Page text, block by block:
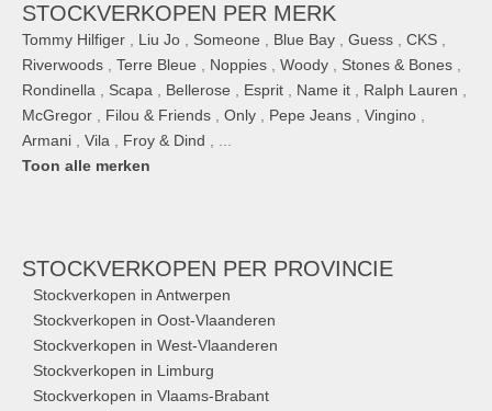
STOCKVERKOPEN PER MERK
Tommy Hilfiger Liu Jo Someone Blue Bay Guess CKS
Riverwoods
Terre Bleue Noppies Woody Stones & Bones
Rondinella
Scapa Bellerose Esprit Name it Ralph Lauren
McGregor
Filou & Friends Only Pepe Jeans Vingino
Armani
Vila Froy & Dind
Toon alle merken
STOCKVERKOPEN PER PROVINCIE
Stockverkopen in Antwerpen
Stockverkopen in Oost-Vlaanderen
Stockverkopen in West-Vlaanderen
Stockverkopen in Limburg
Stockverkopen in Vlaams-Brabant